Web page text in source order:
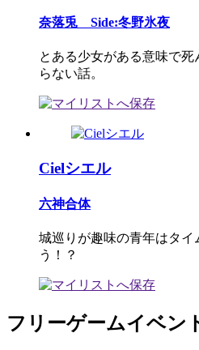
奈落兎 Side:冬野氷夜
とある少女がある意味で
らない話。
Cielシエル
六神合体
城巡りが趣味の青年はタ
う！？
フリーゲームイベン